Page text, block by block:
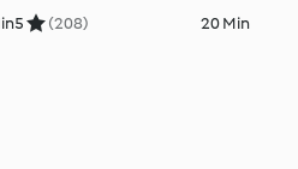
5 (208) 20 Min